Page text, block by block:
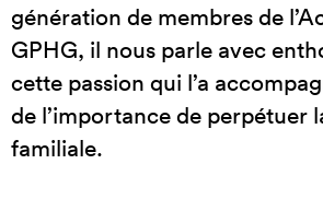
génération de membres de
GPHG, il nous parle avec
cette passion qui l’a
de l’importance de perpétuer
familiale.